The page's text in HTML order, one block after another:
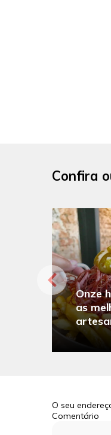
Confira
Onze
as
O seu
Comentário